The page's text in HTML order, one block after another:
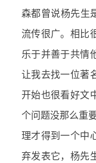
森都曾说杨先生
流传很广。相比
乐于并善于共情
让我去找一位著
开始也很看好文
个问题没那么重
理才得到一个中
弃发表它，杨先